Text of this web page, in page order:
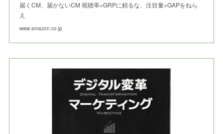
届くCM、届かないCM 視聴率=GRPに頼るな、注目量=GAPをねら
え
www.amazon.co.jp